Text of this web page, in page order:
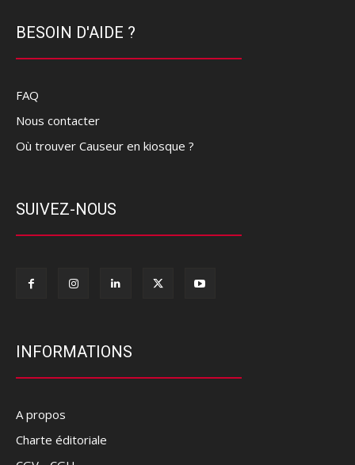
BESOIN D'AIDE ?
FAQ
Nous contacter
Où trouver Causeur en kiosque ?
SUIVEZ-NOUS
INFORMATIONS
A propos
Charte éditoriale